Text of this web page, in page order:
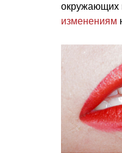
окружающих
изменениям